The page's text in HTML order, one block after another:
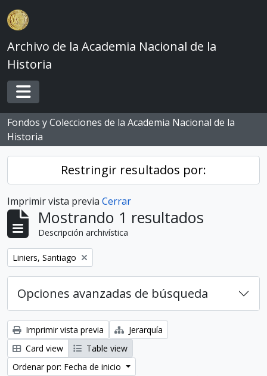
Skip to main content
Archivo de la Academia Nacional de la
Historia
Toggle navigation
Fondos y Colecciones de la Academia Nacional de la
Historia
Restringir resultados por:
Imprimir vista previa Cerrar
Mostrando 1 resultados
Descripción archivística
Remove filter:
Liniers, Santiago
Opciones avanzadas de búsqueda
Imprimir vista previa
Jerarquía
Card view
Table view
Ordenar por: Fecha de inicio